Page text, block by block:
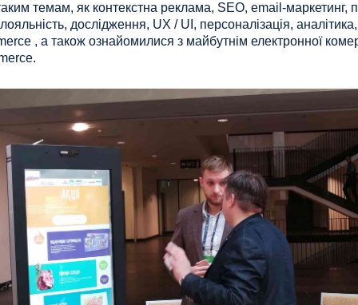
темам, як контекстна реклама, SEO, email-маркетинг,
дослідження, UX / UI, персоналізація,
, а також ознайомилися з майбутнім електронної